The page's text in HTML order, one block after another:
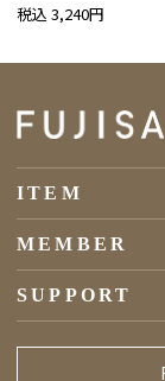
税込 3,240円
ITEM
MEMBER
SUPPORT